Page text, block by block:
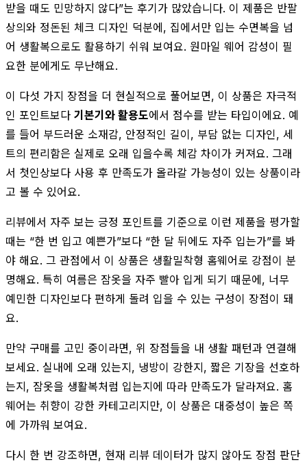
받을 때도 민망하지 않다”는 후기가 많았습니다. 이 제품은 반팔
상의와 정돈된 체크 디자인 덕분에, 집에서만 입는 수면복을 넘
어 생활복으로도 활용하기 쉬워 보여요. 원마일 웨어 감성이 필
요한 분에게도 무난해요.
이 다섯 가지 장점을 더 현실적으로 풀어보면, 이 상품은 자극적
인 포인트보다 기본기와 활용도에서 점수를 받는 타입이에요. 예
를 들어 부드러운 소재감, 안정적인 길이, 부담 없는 디자인, 세
트의 편리함은 실제로 오래 입을수록 체감 차이가 커져요. 그래
서 첫인상보다 사용 후 만족도가 올라갈 가능성이 있는 상품이라
고 볼 수 있어요.
리뷰에서 자주 보는 긍정 포인트를 기준으로 이런 제품을 평가할
때는 “한 번 입고 예쁜가”보다 “한 달 뒤에도 자주 입는가”를 봐
야 해요. 그 관점에서 이 상품은 생활밀착형 홈웨어로 강점이 분
명해요. 특히 여름은 잠옷을 자주 빨아 입게 되기 때문에, 너무
예민한 디자인보다 편하게 돌려 입을 수 있는 구성이 장점이 돼
요.
만약 구매를 고민 중이라면, 위 장점들을 내 생활 패턴과 연결해
보세요. 실내에 오래 있는지, 냉방이 강한지, 짧은 기장을 선호하
는지, 잠옷을 생활복처럼 입는지에 따라 만족도가 달라져요. 홈
웨어는 취향이 강한 카테고리지만, 이 상품은 대중성이 높은 쪽
에 가까워 보여요.
다시 한 번 강조하면, 현재 리뷰 데이터가 많지 않아도 장점 판단